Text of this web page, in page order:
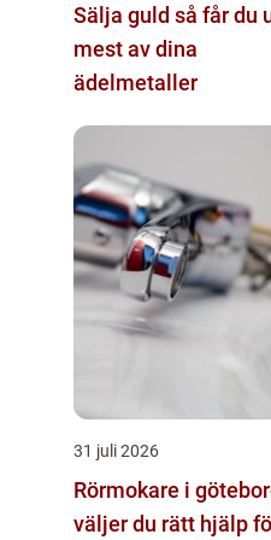
Sälja guld så får du ut
mest av dina
ädelmetaller
31 juli 2026
Rörmokare i göteborg
väljer du rätt hjälp